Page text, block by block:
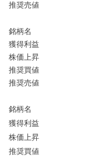
推奨売値
銘柄名
獲得利益
株価上昇
推奨買値
推奨売値
銘柄名
獲得利益
株価上昇
推奨買値